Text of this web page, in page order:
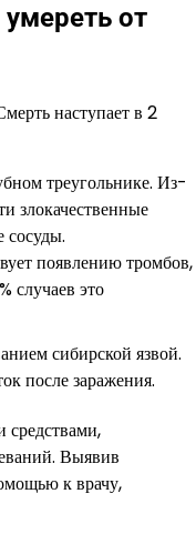
от
наступает в 2
треугольнике. Из-
злокачественные
сосуды.
появлению тромбов,
случаев это
сибирской язвой.
после заражения.
средствами,
Выявив
к врачу,